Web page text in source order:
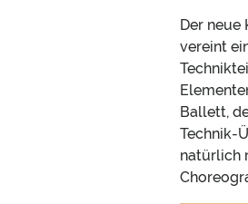
Der neue
vereint
Ballett,
Technik-
natürlich